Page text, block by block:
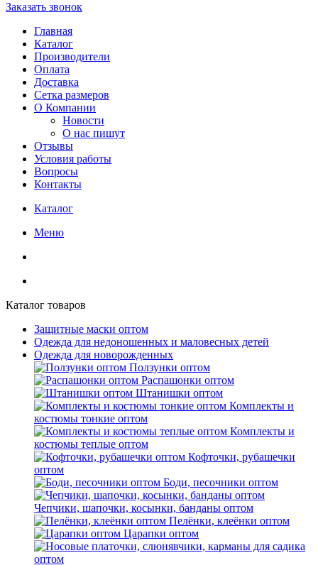
Заказать звонок
Главная
Каталог
Производители
Оплата
Доставка
Сетка размеров
О Компании
Новости
О нас пишут
Отзывы
Условия работы
Вопросы
Контакты
Каталог
Меню
Каталог товаров
Защитные маски оптом
Одежда для недоношенных и маловесных детей
Одежда для новорожденных
Ползунки оптом
Распашонки оптом
Штанишки оптом
Комплекты и
костюмы тонкие оптом
Комплекты и
костюмы теплые оптом
Кофточки, рубашечки
оптом
Боди, песочники оптом
Чепчики, шапочки, косынки, банданы оптом
Пелёнки, клеёнки оптом
Царапки оптом